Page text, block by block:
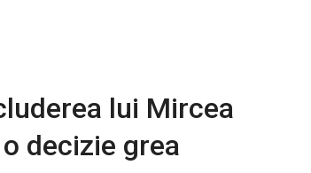
lui Mircea
decizie grea